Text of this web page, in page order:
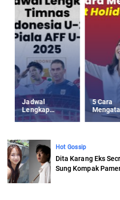
Jadwal
Lengkap
Timnas
2025
5 Cara
Hot Gossip
Dita Karang Eks
Sung Kompak